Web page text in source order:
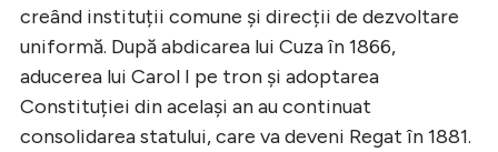
creând instituții comune și direcții de dezvoltare
uniformă. După abdicarea lui Cuza în 1866,
aducerea lui Carol I pe tron și adoptarea
Constituției din același an au continuat
consolidarea statului, care va deveni Regat în 1881.